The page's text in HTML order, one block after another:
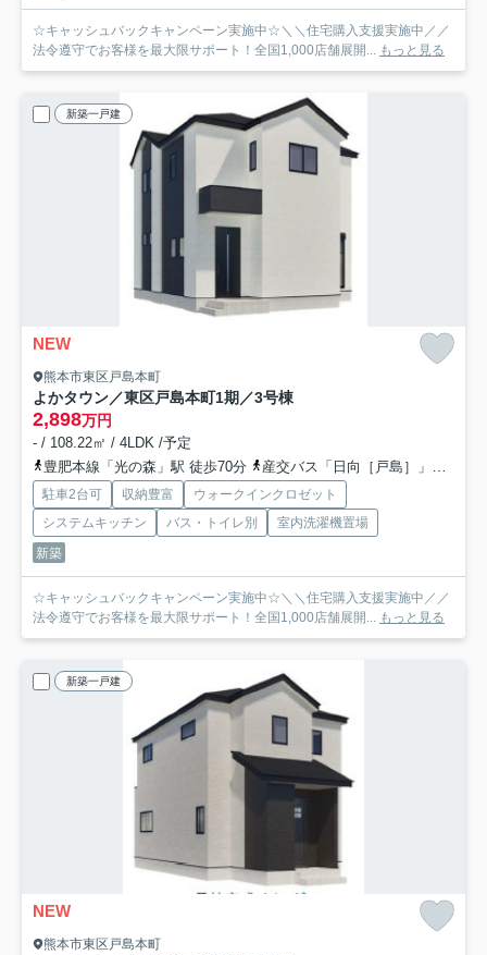
☆キャッシュバックキャンペーン実施中☆＼＼住宅購入支援実施中／／
法令遵守でお客様を最大限サポート！全国1,000店舗展開... もっと見る
新築一戸建
NEW
熊本市東区戸島本町
よかタウン／東区戸島本町1期／3号棟
2,898万円
- / 108.22㎡ / 4LDK /予定
豊肥本線「光の森」駅 徒歩70分
産交バス「日向［戸島］」バス停下車 徒歩4分
駐車2台可 収納豊富
ウォークインクロゼット
システムキッチン
バス・トイレ別
室内洗濯機置場
新築
☆キャッシュバックキャンペーン実施中☆＼＼住宅購入支援実施中／／
法令遵守でお客様を最大限サポート！全国1,000店舗展開... もっと見る
新築一戸建
NEW
熊本市東区戸島本町